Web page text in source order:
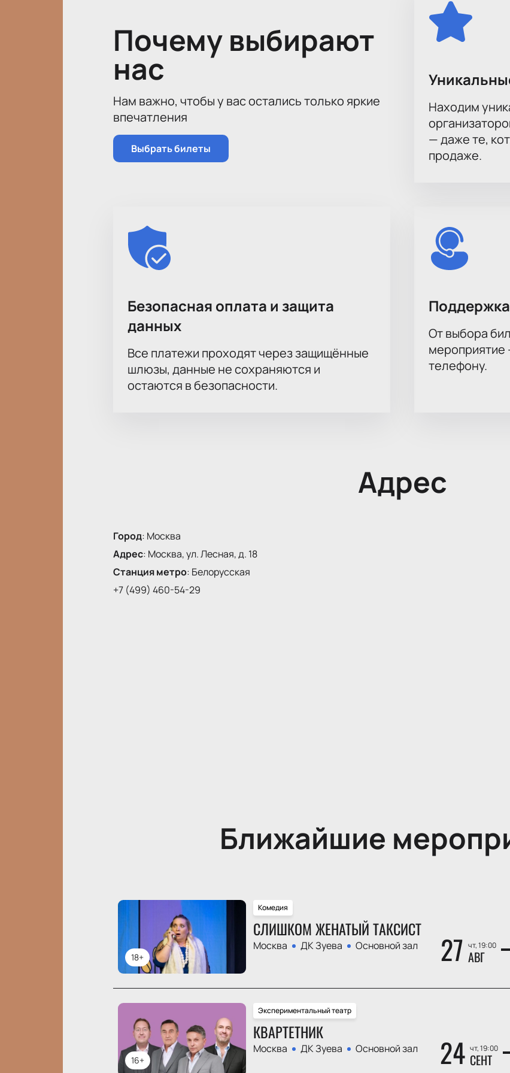
Почему выбирают
нас
Нам важно, чтобы у вас остались только яркие
впечатления
Выбрать билеты
Находим
— даже те,
продаже.
Безопасная оплата и защита
данных
Все платежи проходят через защищённые
шлюзы, данные не сохраняются и
остаются в безопасности.
От выбора
мероприятие
телефону.
Адрес
Город: Москва
Адрес: Москва, ул. Лесная, д. 18
Станция метро: Белорусская
+7 (499) 460-54-29
Ближайшие
18+
Комедия
СЛИШКОМ ЖЕНАТЫЙ ТАКСИСТ
Москва ДК Зуева Основной зал 27 чт, 19:00
АВГ
16+
Экспериментальный театр
КВАРТЕТНИК
Москва ДК Зуева Основной зал 24 чт, 19:00
СЕНТ